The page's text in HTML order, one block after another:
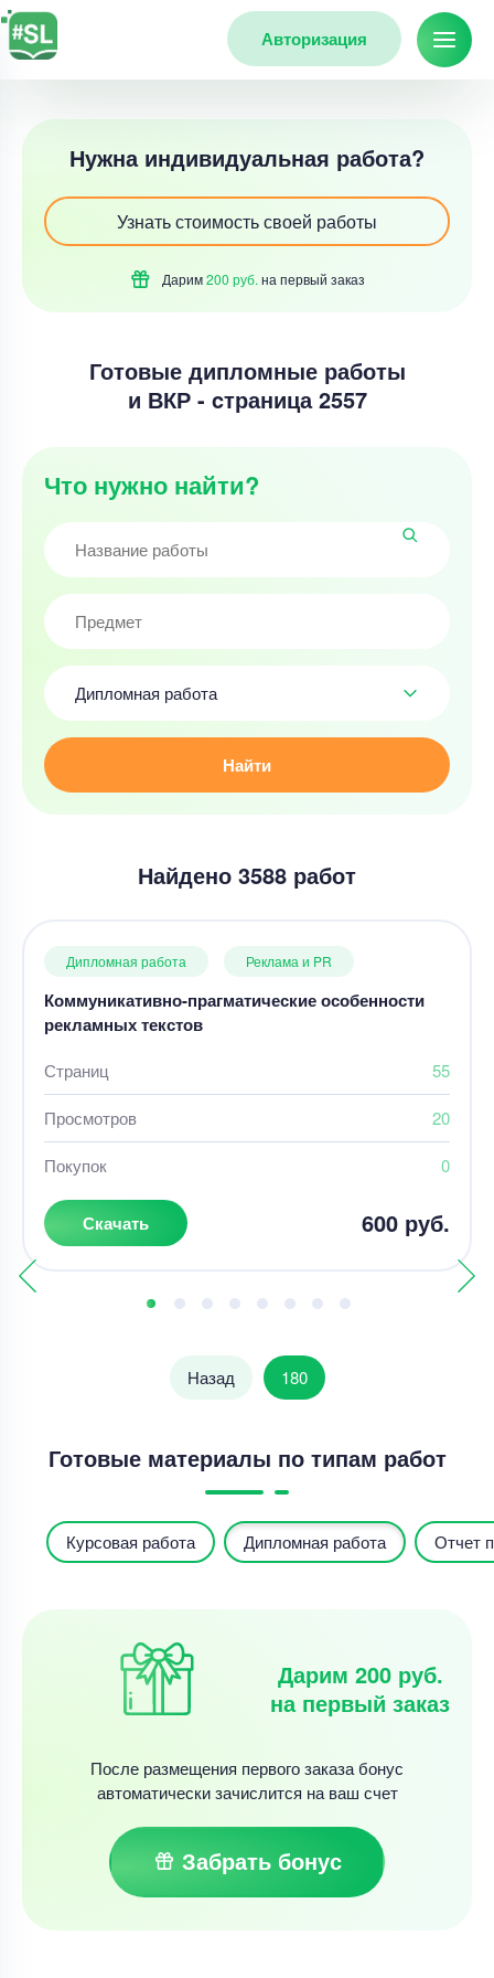
Авторизация
Нужна индивидуальная работа?
Узнать стоимость своей работы
Дарим200 руб. на первый заказ
Готовые дипломные работы
и ВКР - cтраница 2557
Что нужно найти?
Дипломная работа
Найти
Найдено 3588 работ
Дипломная работа Реклама и PR
Коммуникативно-прагматические особенности
рекламных текстов
Страниц 55
Просмотров 20
Покупок 0
Скачать 600 руб.
Назад 180
Готовые материалы по типам работ
Курсовая работа Дипломная работа Отчет
Дарим 200 руб.
на первый заказ
После размещения первого заказа бонус
автоматически зачислится на ваш счет
Забрать бонус